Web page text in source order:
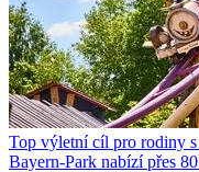
Top výletní cíl pro rodiny
Bayern-Park nabízí přes